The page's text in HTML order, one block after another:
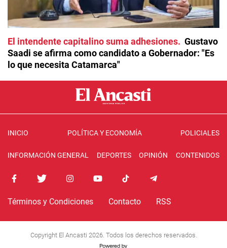
El intendente capitalino suma adhesiones
Gustavo
Saadi se afirma como candidato a Gobernador: "Es
lo que necesita Catamarca"
INICIO POLÍTICA Y ECONOMÍA POLICIALES
INFORMACIÓN GENERAL DEPORTES OPINIÓN CONTENIDOS
Términos y Condiciones Contacto RSS
Copyright El Ancasti 2026. Todos los derechos reservados.